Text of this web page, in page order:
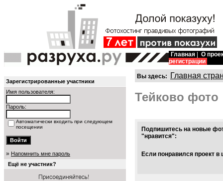
Главная
О
регистрации
Зарегистрированные участники
Имя пользователя:
Пароль:
Автоматически входить при следующем
посещении
» Напомнить мне пароль
Ещё не участник?
Вы здесь: Главная
Тейково фото
Подпишитесь на новые
"нравится":
Если понравился проект